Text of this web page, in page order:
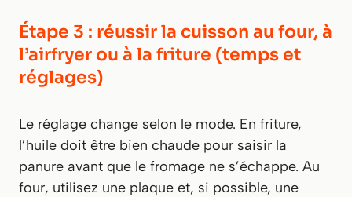
Étape 3 : réussir la cuisson au four, à
l’airfryer ou à la friture (temps et
réglages)
Le réglage change selon le mode. En friture,
l’huile doit être bien chaude pour saisir la
panure avant que le fromage ne s’échappe. Au
four, utilisez une plaque et, si possible, une